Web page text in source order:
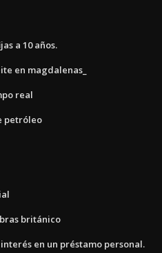
a 10 años.
en magdalenas_
real
petróleo
británico
en un préstamo personal.